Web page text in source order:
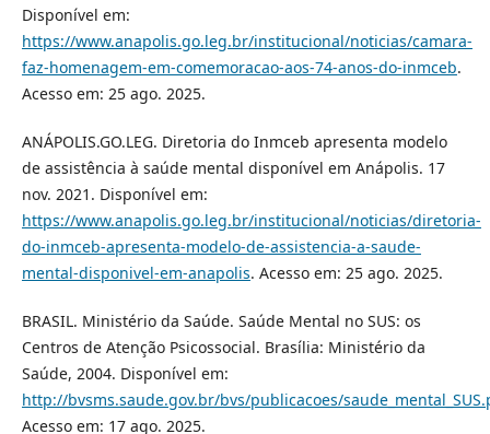
Disponível em:
https://www.anapolis.go.leg.br/institucional/noticias/camara-
faz-homenagem-em-comemoracao-aos-74-anos-do-inmceb.
Acesso em: 25 ago. 2025.
ANÁPOLIS.GO.LEG. Diretoria do Inmceb apresenta modelo
de assistência à saúde mental disponível em Anápolis. 17
nov. 2021. Disponível em:
https://www.anapolis.go.leg.br/institucional/noticias/diretoria-
do-inmceb-apresenta-modelo-de-assistencia-a-saude-
mental-disponivel-em-anapolis. Acesso em: 25 ago. 2025.
BRASIL. Ministério da Saúde. Saúde Mental no SUS: os
Centros de Atenção Psicossocial. Brasília: Ministério da
Saúde, 2004. Disponível em:
http://bvsms.saude.gov.br/bvs/publicacoes/
Acesso em: 17 ago. 2025.